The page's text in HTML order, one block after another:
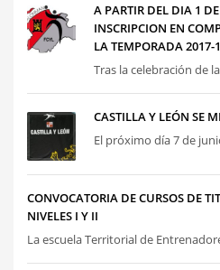
A PARTIR DEL DIA 1
INSCRIPCION EN
LA TEMPORADA 2017-
Tras la celebración de
CASTILLA Y LEÓN SE
El próximo día 7 de
CONVOCATORIA DE CURSOS DE
NIVELES I Y II
La escuela Territorial de